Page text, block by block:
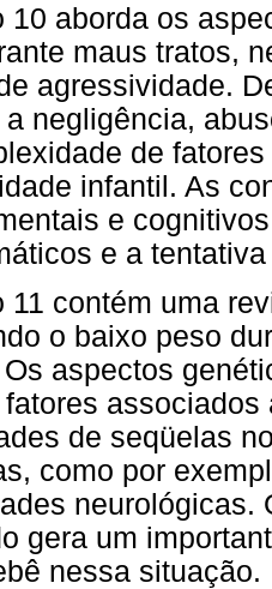
10 aborda os
maus tratos,
agressividade.
a negligência,
de
infantil. As
e
e a
11 contém uma
o baixo peso
aspectos
de seqüelas
como por
neurológicas.
gera um
nessa situação.